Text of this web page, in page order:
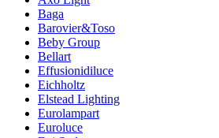
Baga
Barovier&Toso
Beby Group
Bellart
Effusionidiluce
Eichholtz
Elstead Lighting
Eurolampart
Euroluce